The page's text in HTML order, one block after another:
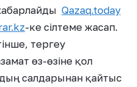
Qazaq.today
-ке сілтеме жасап.
тергеу
өз-өзіне қол
салдарынан қайтыс